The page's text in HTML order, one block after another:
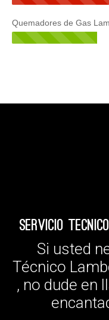
Quemadores de Gas
Servicio
Si usted
Técnico
, no dude en